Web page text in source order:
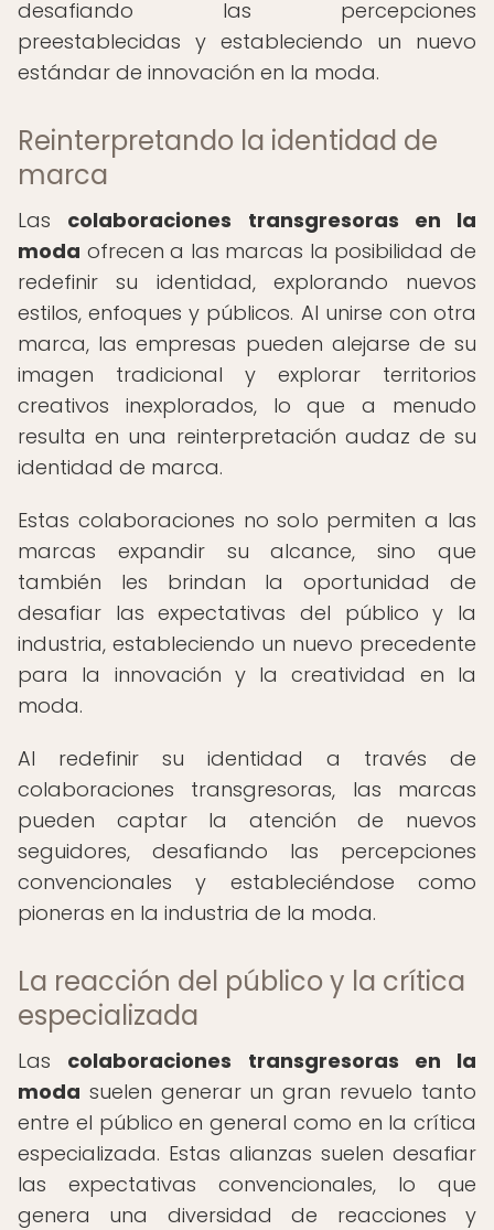
desafiando las percepciones
preestablecidas y estableciendo un nuevo
estándar de innovación en la moda.
Reinterpretando la identidad de
marca
Las colaboraciones transgresoras en la
moda ofrecen a las marcas la posibilidad de
redefinir su identidad, explorando nuevos
estilos, enfoques y públicos. Al unirse con otra
marca, las empresas pueden alejarse de su
imagen tradicional y explorar territorios
creativos inexplorados, lo que a menudo
resulta en una reinterpretación audaz de su
identidad de marca.
Estas colaboraciones no solo permiten a las
marcas expandir su alcance, sino que
también les brindan la oportunidad de
desafiar las expectativas del público y la
industria, estableciendo un nuevo precedente
para la innovación y la creatividad en la
moda.
Al redefinir su identidad a través de
colaboraciones transgresoras, las marcas
pueden captar la atención de nuevos
seguidores, desafiando las percepciones
convencionales y estableciéndose como
pioneras en la industria de la moda.
La reacción del público y la crítica
especializada
Las colaboraciones transgresoras en la
moda suelen generar un gran revuelo tanto
entre el público en general como en la crítica
especializada. Estas alianzas suelen desafiar
las expectativas convencionales, lo que
genera una diversidad de reacciones y